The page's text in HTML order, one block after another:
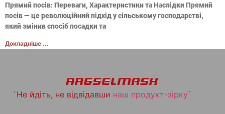
Прямий посів: Переваги, Характеристики та Наслідки Прямий
посів — це революційний підхід у сільському господарстві,
який змінив спосіб посадки та
Докладніше ...
` Не йдіть, не відвідавши наш продукт-зірку `